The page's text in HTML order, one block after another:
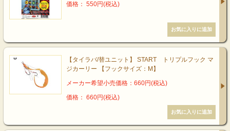
価格： 550円(税込)
【タイラバ/替ユニット】 START トリプルフック マ
ジカーリー 【フックサイズ：M】
メーカー希望小売価格：660円(税込)
価格： 660円(税込)